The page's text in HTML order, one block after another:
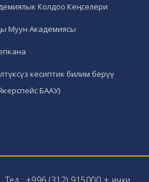
Колдоо Кеңселери
Муун Академиясы
кесиптик билим берүү
БААУ)